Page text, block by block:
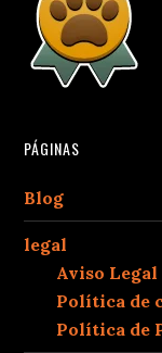
PÁGINAS
Blog
legal
Aviso Legal
Política de
Política de